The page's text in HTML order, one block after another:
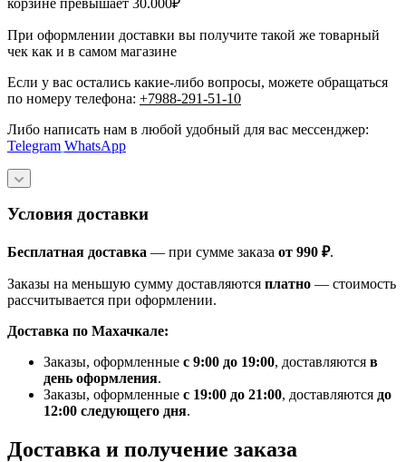
При оформлении доставки вы получите такой же товарный
чек как и в самом магазине
Если у вас остались какие-либо вопросы, можете обращаться
по номеру телефона: +7988-291-51-10
Либо написать нам в любой удобный для вас мессенджер:
Telegram WhatsApp
Условия доставки
Бесплатная доставка — при сумме заказа от 990 ₽.
Заказы на меньшую сумму доставляются платно — стоимость
рассчитывается при оформлении.
Доставка по Махачкале:
Заказы, оформленные с 9:00 до 19:00, доставляются в
день оформления.
Заказы, оформленные с 19:00 до 21:00, доставляются до
12:00 следующего дня.
Доставка и получение заказа